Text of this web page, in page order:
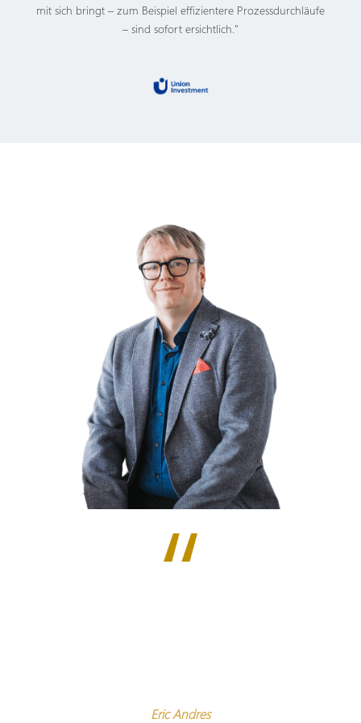
mit sich bringt – zum Beispiel effizientere Prozessdurchläufe
– sind sofort ersichtlich."
Eric Andres